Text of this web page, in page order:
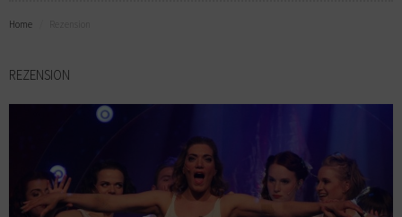
Home
REZENSION